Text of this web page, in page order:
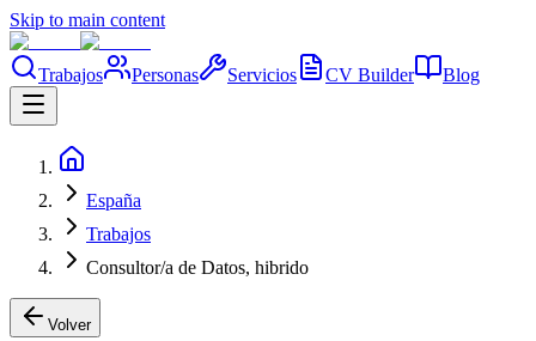
Skip to main content
Trabajos Personas Servicios CV Builder Blog
España
Trabajos
Consultor/a de Datos, hibrido
Volver